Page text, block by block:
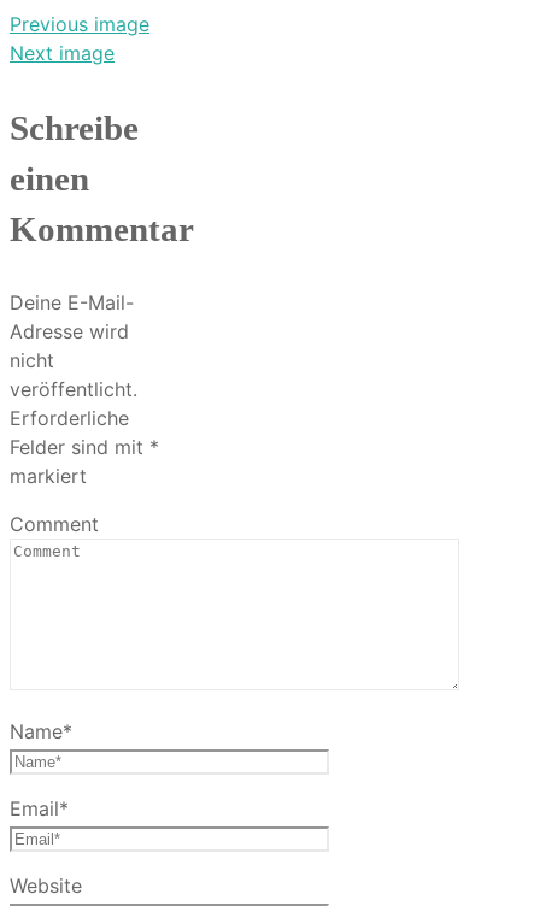
Previous image
Next image
Schreibe
einen
Kommentar
Deine E-Mail-
Adresse wird
nicht
veröffentlicht.
Erforderliche
Felder sind mit *
markiert
Comment
Name*
Email*
Website